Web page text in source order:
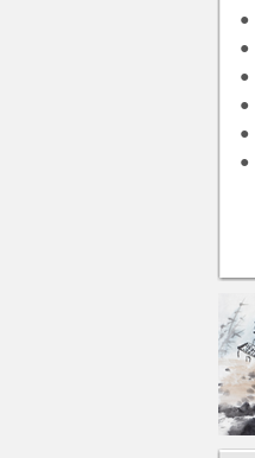
●
●
●
●
●
●